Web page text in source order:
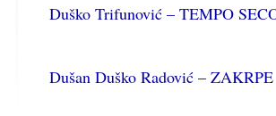
Duško Trifunović – TEMPO
Dušan Duško Radović – ZAKRPE